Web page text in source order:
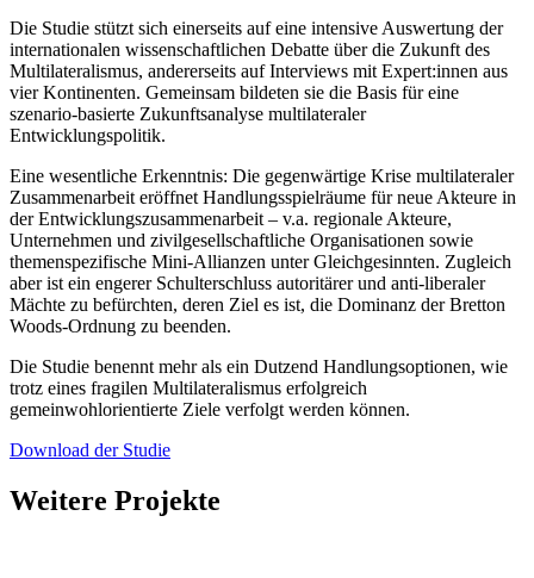
Die Studie stützt sich einerseits auf eine intensive Auswertung der
internationalen wissenschaftlichen Debatte über die Zukunft des
Multilateralismus, andererseits auf Interviews mit Expert:innen aus
vier Kontinenten. Gemeinsam bildeten sie die Basis für eine
szenario-basierte Zukunftsanalyse multilateraler
Entwicklungspolitik.
Eine wesentliche Erkenntnis: Die gegenwärtige Krise multilateraler
Zusammenarbeit eröffnet Handlungsspielräume für neue Akteure in
der Entwicklungszusammenarbeit – v.a. regionale Akteure,
Unternehmen und zivilgesellschaftliche Organisationen sowie
themenspezifische Mini-Allianzen unter Gleichgesinnten. Zugleich
aber ist ein engerer Schulterschluss autoritärer und anti-liberaler
Mächte zu befürchten, deren Ziel es ist, die Dominanz der Bretton
Woods-Ordnung zu beenden.
Die Studie benennt mehr als ein Dutzend Handlungsoptionen, wie
trotz eines fragilen Multilateralismus erfolgreich
gemeinwohlorientierte Ziele verfolgt werden können.
Download der Studie
Weitere Projekte